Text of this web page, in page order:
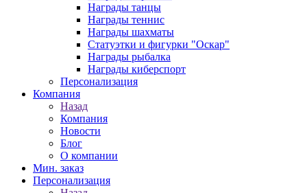
Награды танцы
Награды теннис
Награды шахматы
Статуэтки и фигурки "Оскар"
Награды рыбалка
Награды киберспорт
Персонализация
Компания
Назад
Компания
Новости
Блог
О компании
Мин. заказ
Персонализация